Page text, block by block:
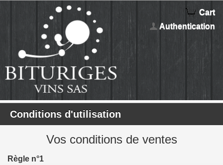
Cart
Authentication
Conditions d'utilisation
Vos conditions de ventes
Règle n°1